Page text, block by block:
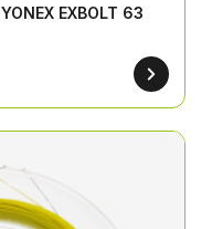
EXBOLT 63